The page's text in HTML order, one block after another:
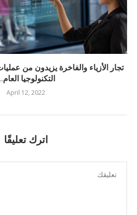
التكنولوجيا
April 12, 2022
اترك تعليقًا